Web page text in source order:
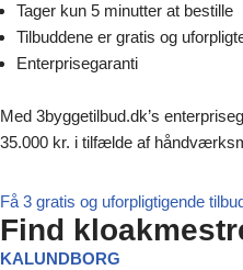
Tager kun 5 minutter at bestille
Tilbuddene er gratis og
Enterprisegaranti
Med 3byggetilbud.dk’s
35.000 kr. i tilfælde af
Få 3 gratis og uforpligtigende
Find
KALUNDBORG